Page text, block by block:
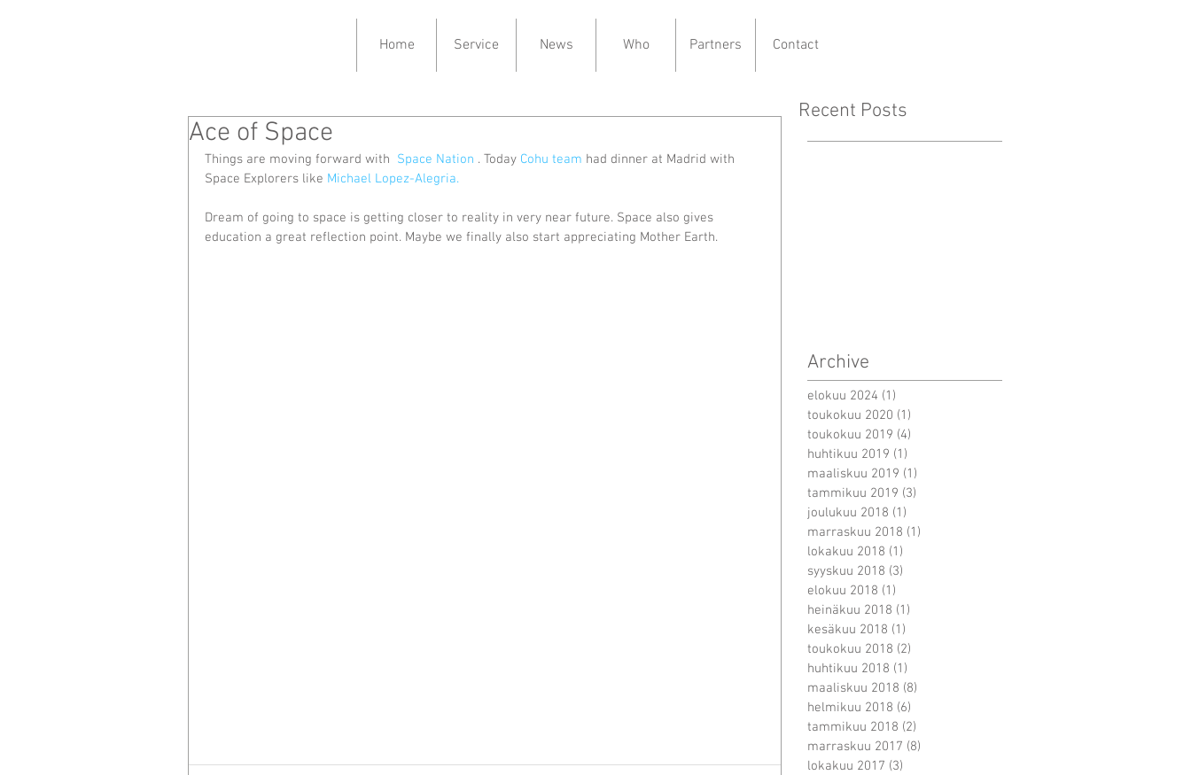
Home Service News Who Partners Contact
Ace of Space
Things are moving forward with Space Nation . Today Cohu team had dinner at Madrid with
Space Explorers like Michael Lopez-Alegria.
Dream of going to space is getting closer to reality in very near future. Space also gives
education a great reflection point. Maybe we finally also start appreciating Mother Earth.
Recent Posts
Archive
elokuu 2024 (1)
toukokuu 2020 (1)
toukokuu 2019 (4)
huhtikuu 2019 (1)
maaliskuu 2019 (1)
tammikuu 2019 (3)
joulukuu 2018 (1)
marraskuu 2018 (1)
lokakuu 2018 (1)
syyskuu 2018 (3)
elokuu 2018 (1)
heinäkuu 2018 (1)
kesäkuu 2018 (1)
toukokuu 2018 (2)
huhtikuu 2018 (1)
maaliskuu 2018 (8)
helmikuu 2018 (6)
tammikuu 2018 (2)
marraskuu 2017 (8)
lokakuu 2017 (3)